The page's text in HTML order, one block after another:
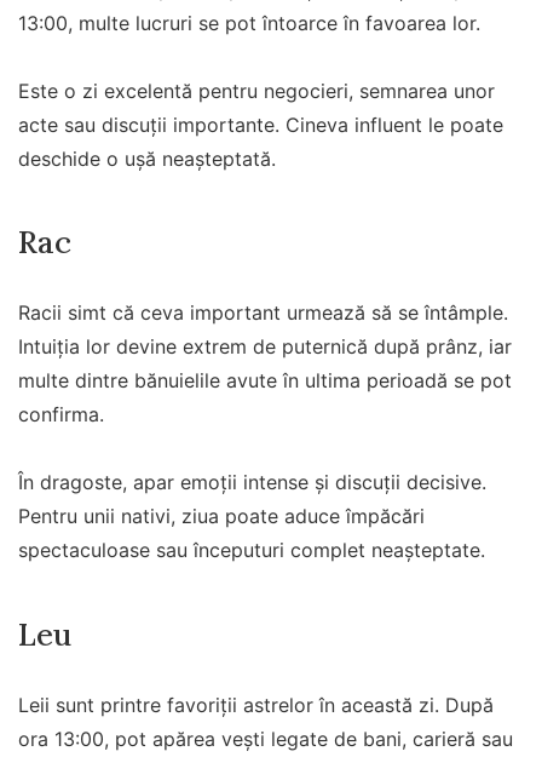
13:00, multe lucruri se pot întoarce în favoarea lor.
Este o zi excelentă pentru negocieri, semnarea unor
acte sau discuții importante. Cineva influent le poate
deschide o ușă neașteptată.
Rac
Racii simt că ceva important urmează să se întâmple.
Intuiția lor devine extrem de puternică după prânz, iar
multe dintre bănuielile avute în ultima perioadă se pot
confirma.
În dragoste, apar emoții intense și discuții decisive.
Pentru unii nativi, ziua poate aduce împăcări
spectaculoase sau începuturi complet neașteptate.
Leu
Leii sunt printre favoriții astrelor în această zi. După
ora 13:00, pot apărea vești legate de bani, carieră sau